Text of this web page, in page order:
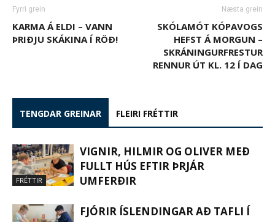
Fyrri grein
KARMA Á ELDI – VANN
ÞRIÐJU SKÁKINA Í RÖÐ!
Næsta grein
SKÓLAMÓT KÓPAVOGS
HEFST Á MORGUN –
SKRÁNINGURFRESTUR
RENNUR ÚT KL. 12 Í DAG
TENGDAR GREINAR FLEIRI FRÉTTIR
FRÉTTIR
VIGNIR, HILMIR OG OLIVER MEÐ
FULLT HÚS EFTIR ÞRJÁR
UMFERÐIR
FJÓRIR ÍSLENDINGAR AÐ TAFLI Í